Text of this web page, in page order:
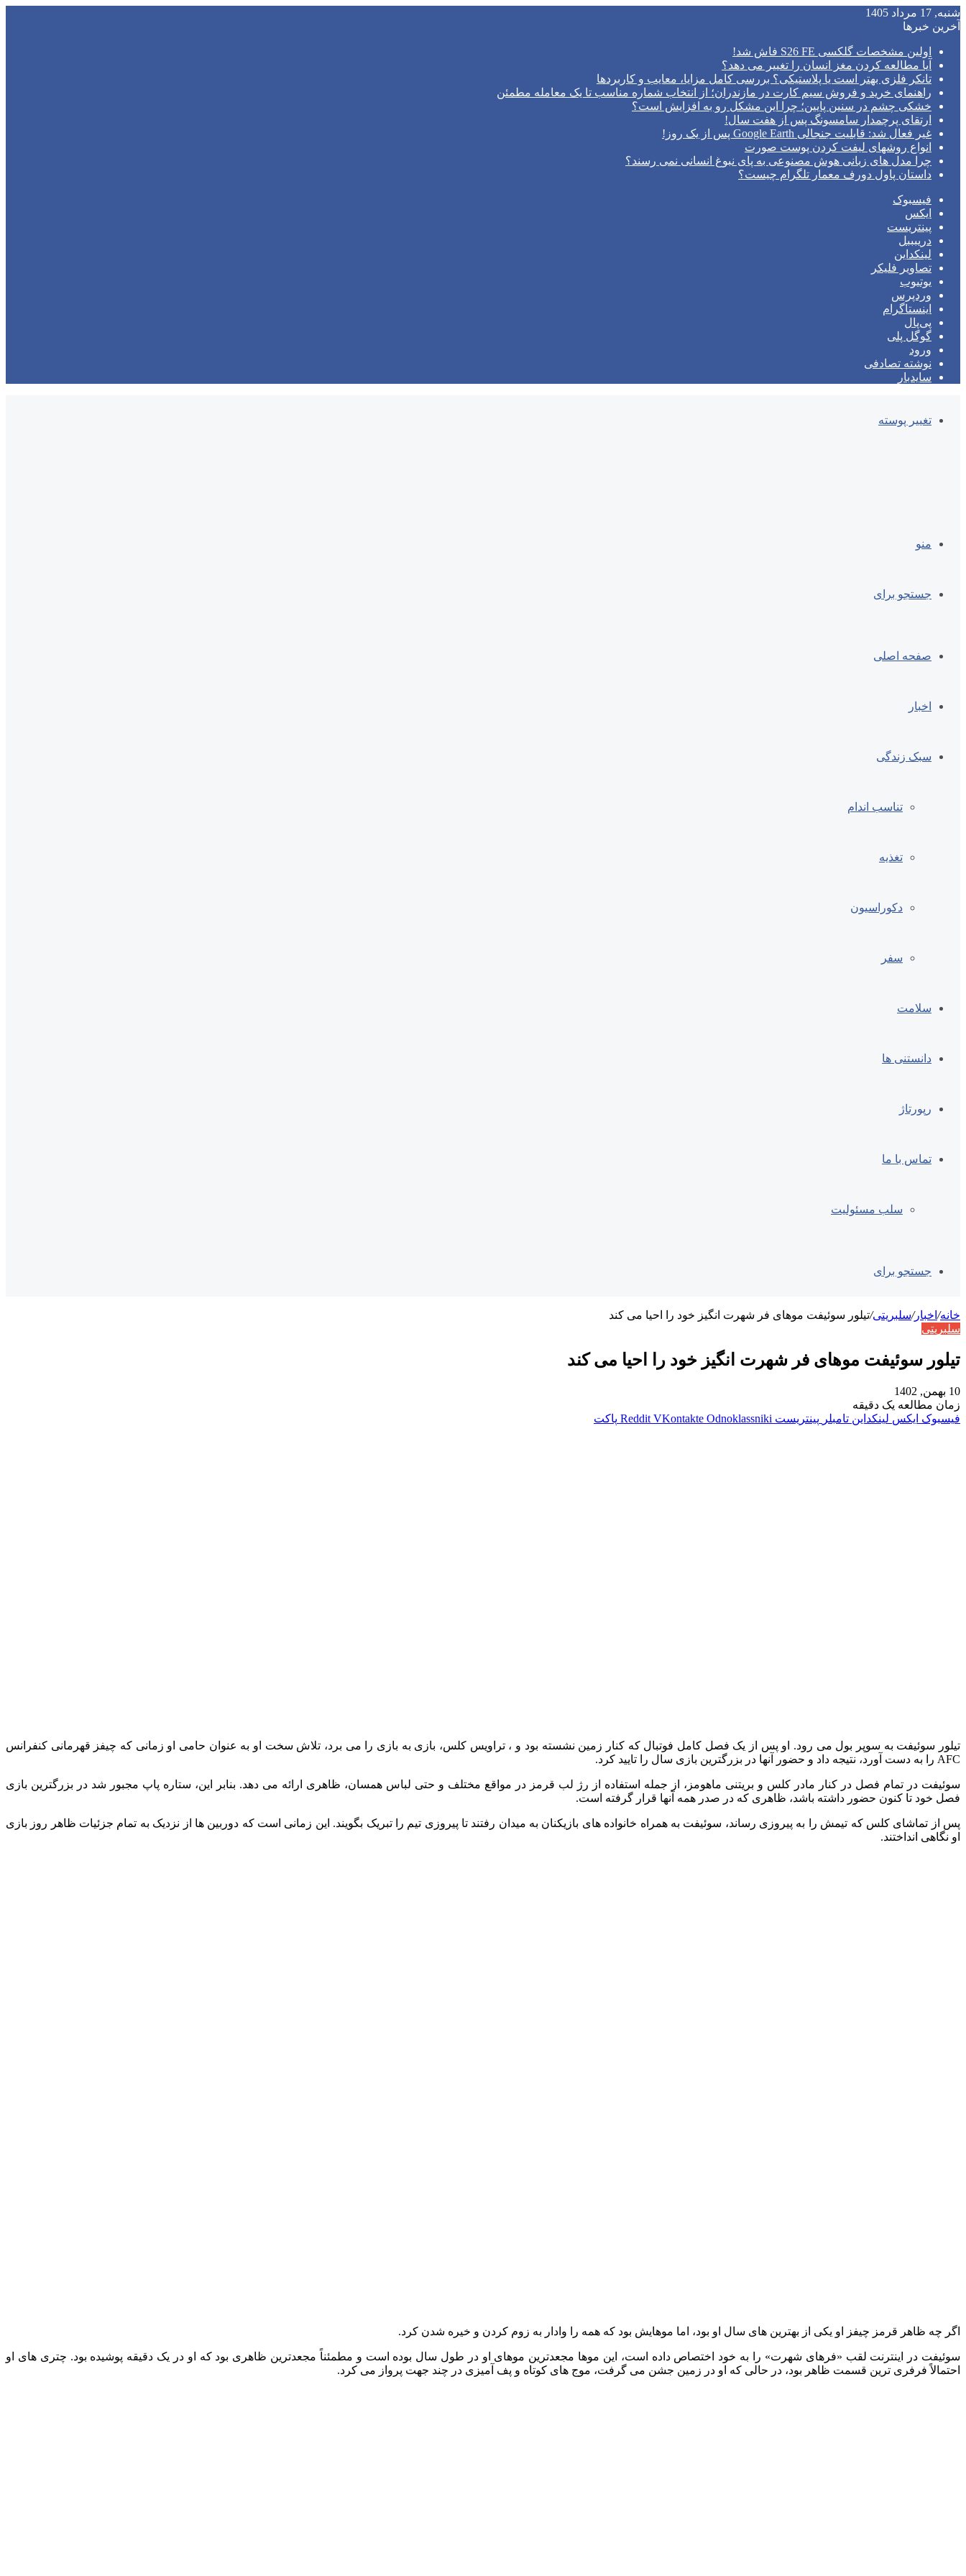
شنبه, 17 مرداد 1405
آخرین خبرها
اولین مشخصات گلکسی S26 FE فاش شد!
آیا مطالعه کردن مغز انسان را تغییر می‌ دهد؟
تانکر فلزی بهتر است یا پلاستیکی؟ بررسی کامل مزایا، معایب و کاربردها
راهنمای خرید و فروش سیم کارت در مازندران؛ از انتخاب شماره مناسب تا یک معامله مطمئن
خشکی چشم در سنین پایین؛ چرا این مشکل رو به افزایش است؟
ارتقای پرچمدار سامسونگ پس از هفت سال!
غیر فعال شد: قابلیت جنجالی Google Earth پس از یک روز!
انواع روشهای لیفت کردن پوست صورت
چرا مدل‌ های زبانی هوش مصنوعی به پای نبوغ انسانی نمی‌ رسند؟
داستان پاول دورف معمار تلگرام چیست؟
فیسبوک
ایکس
پینتریست
دریبببل
لینکداین
تصاویر فلیکر
یوتیوب
وردپرس
اینستاگرام
پی‌پال
گوگل پلی
ورود
نوشته تصادفی
سایدبار
تغییر پوسته
منو
جستجو برای
صفحه اصلی
اخبار
سبک زندگی
تناسب اندام
تغذیه
دکوراسیون
سفر
سلامت
دانستنی ها
رپورتاژ
تماس با ما
سلب مسئولیت
جستجو برای
خانه/ اخبار/سلبریتی/تیلور سوئیفت موهای فر شهرت انگیز خود را احیا می کند
سلبریتی
تیلور سوئیفت موهای فر شهرت انگیز خود را احیا می کند
10 بهمن, 1402
زمان مطالعه یک دقیقه
فیسبوک ایکس لینکداین تامبلر پینتریست Reddit VKontakte Odnoklassniki پاکت
تیلور سوئیفت به سوپر بول می رود. او پس از یک فصل کامل فوتبال که کنار زمین نشسته بود و ، تراویس کلس، بازی به بازی را می برد، تلاش سخت او به عنوان حامی او زمانی که چیفز قهرمانی کنفرانس
AFC را به دست آورد، نتیجه داد و حضور آنها در بزرگترین بازی سال را تایید کرد.
سوئیفت در تمام فصل در کنار مادر کلس و بریتنی ماهومز، از جمله استفاده از رژ لب قرمز در مواقع مختلف و حتی لباس همسان، ظاهری ارائه می دهد. بنابر این، ستاره پاپ مجبور شد در بزرگترین بازی
فصل خود تا کنون حضور داشته باشد، ظاهری که در صدر همه آنها قرار گرفته است.
پس از تماشای کلس که تیمش را به پیروزی رساند، سوئیفت به همراه خانواده‌ های بازیکنان به میدان رفتند تا پیروزی تیم را تبریک بگویند. این زمانی است که دوربین ها از نزدیک به تمام جزئیات ظاهر روز بازی
او نگاهی انداختند.
اگر چه ظاهر قرمز چیفز او یکی از بهترین‌ های سال او بود، اما موهایش بود که همه را وادار به زوم کردن و خیره شدن کرد.
سوئیفت در اینترنت لقب «فرهای شهرت» را به خود اختصاص داده است، این موها مجعدترین موهای او در طول سال بوده است و مطمئناً مجعدترین ظاهری بود که او در یک دقیقه پوشیده بود. چتری‌ های او
احتمالاً فرفری‌ ترین قسمت ظاهر بود، در حالی که او در زمین جشن می‌ گرفت، موج‌ های کوتاه و پف‌ آمیزی در چند جهت پرواز می‌ کرد.